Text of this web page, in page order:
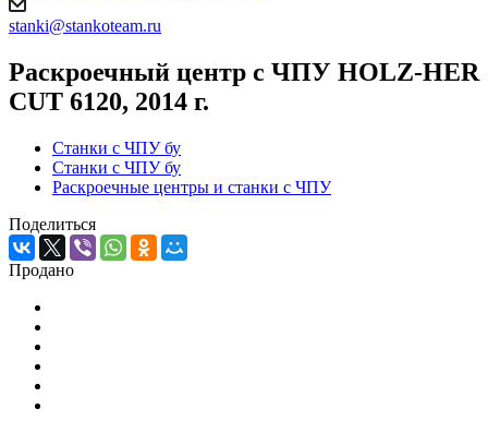
stanki@stankoteam.ru
Раскроечный центр с ЧПУ HOLZ-HER
CUT 6120, 2014 г.
Станки с ЧПУ бу
Станки с ЧПУ бу
Раскроечные центры и станки с ЧПУ
Поделиться
Продано